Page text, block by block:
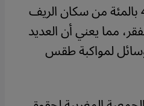
كما يعيش ما يقارب 40 بالمئة من سكان الريف
مما يعني أن العديد
لمواكبة طقس